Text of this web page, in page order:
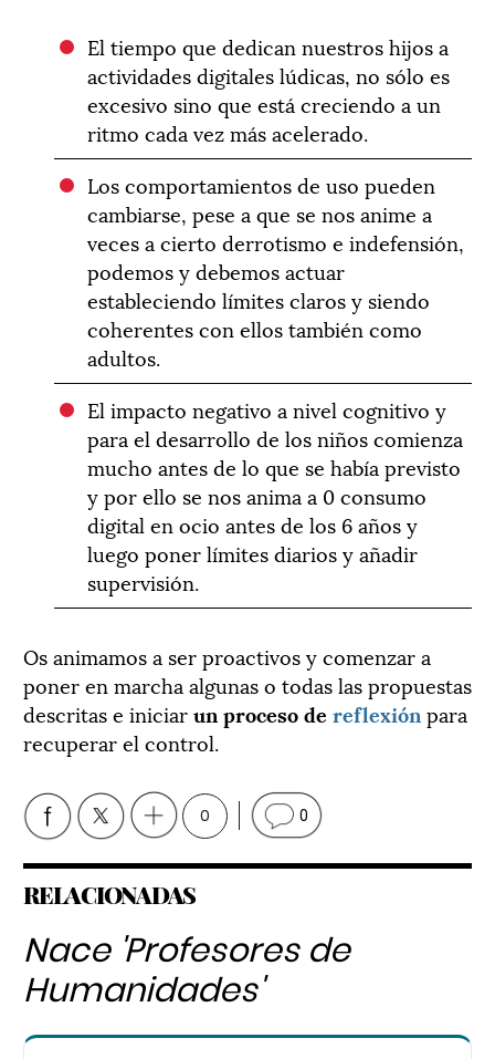
El tiempo que dedican nuestros hijos a
actividades digitales lúdicas, no sólo es
excesivo sino que está creciendo a un
ritmo cada vez más acelerado.
Los comportamientos de uso pueden
cambiarse, pese a que se nos anime a
veces a cierto derrotismo e indefensión,
podemos y debemos actuar
estableciendo límites claros y siendo
coherentes con ellos también como
adultos.
El impacto negativo a nivel cognitivo y
para el desarrollo de los niños comienza
mucho antes de lo que se había previsto
y por ello se nos anima a 0 consumo
digital en ocio antes de los 6 años y
luego poner límites diarios y añadir
supervisión.
Os animamos a ser proactivos y comenzar a
poner en marcha algunas o todas las propuestas
descritas e iniciarun proceso de reflexión para
recuperar el control.
0 0
RELACIONADAS
Nace 'Profesores de
Humanidades'